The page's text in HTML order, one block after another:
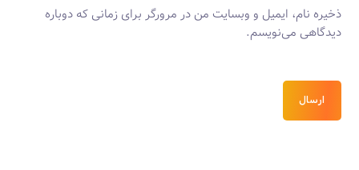
ذخیره نام، ایمیل و وبسایت من در مرورگر برای زمانی که دوباره
دیدگاهی می‌نویسم.
ارسال